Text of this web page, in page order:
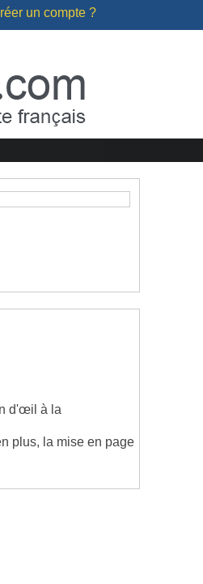
un compte ?
d'œil à la
plus, la mise en page